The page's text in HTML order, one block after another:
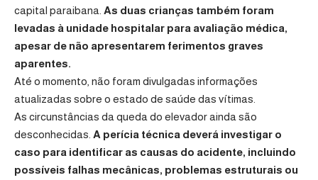
capital paraibana. As duas crianças também foram
levadas à unidade hospitalar para avaliação médica,
apesar de não apresentarem ferimentos graves
aparentes.
Até o momento, não foram divulgadas informações
atualizadas sobre o estado de saúde das vítimas.
As circunstâncias da queda do elevador ainda são
desconhecidas. A perícia técnica deverá investigar o
caso para identificar as causas do acidente, incluindo
possíveis falhas mecânicas, problemas estruturais ou